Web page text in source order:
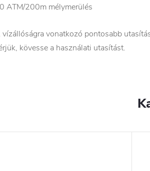
ATM/200m mélymerülés
vízállóságra vonatkozó pontosabb
kövesse a használati utasítást.